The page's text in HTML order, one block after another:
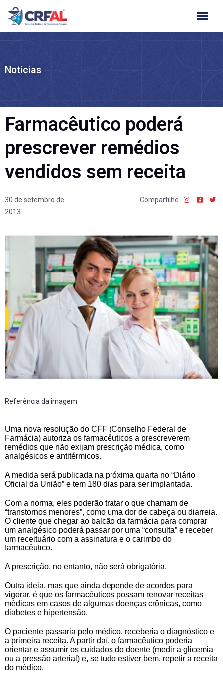
Ir
para
Notícias
Farmacêutico poderá
prescrever remédios
vendidos sem receita
30 de setembro de
2013
Compartilhe
Referência da imagem
Uma nova resolução do CFF (Conselho Federal de
Farmácia) autoriza os farmacêuticos a prescreverem
remédios que não exijam prescrição médica, como
analgésicos e antitérmicos.
A medida será publicada na próxima quarta no “Diário
Oficial da União” e tem 180 dias para ser implantada.
Com a norma, eles poderão tratar o que chamam de
“transtornos menores”, como uma dor de cabeça ou diarreia.
O cliente que chegar ao balcão da farmácia para comprar
um analgésico poderá passar por uma “consulta” e receber
um receituário com a assinatura e o carimbo do
farmacêutico.
A prescrição, no entanto, não será obrigatória.
Outra ideia, mas que ainda depende de acordos para
vigorar, é que os farmacêuticos possam renovar receitas
médicas em casos de algumas doenças crônicas, como
diabetes e hipertensão.
O paciente passaria pelo médico, receberia o diagnóstico e
a primeira receita. A partir daí, o farmacêutico poderia
orientar e assumir os cuidados do doente (medir a glicemia
ou a pressão arterial) e, se tudo estiver bem, repetir a receita
do médico.